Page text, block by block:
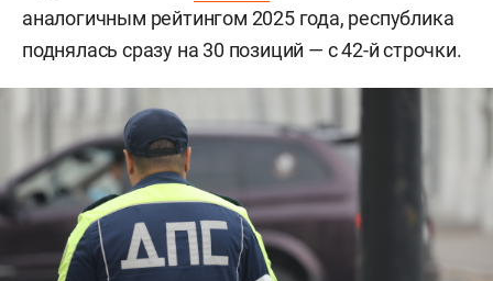
аналогичным рейтингом 2025 года, республика
поднялась сразу на 30 позиций — с 42-й строчки.